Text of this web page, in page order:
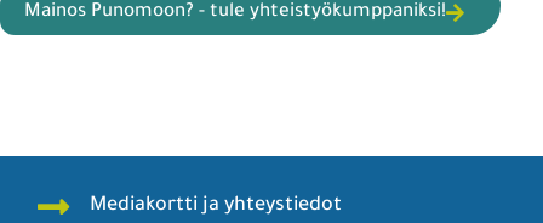
Mainos Punomoon? - tule yhteistyökumppaniksi!
Mediakortti ja yhteystiedot